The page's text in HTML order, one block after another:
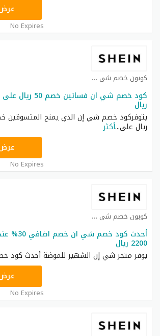
No Expires
كوبون خصم شي ان كوبون
ريال
ريال على...أكثر
No Expires
كوبون خصم شي ان كوبون
أحدث كود
2200 ريال
يوفر متجر شي إن الشهير للموضة أحدث كود
No Expires